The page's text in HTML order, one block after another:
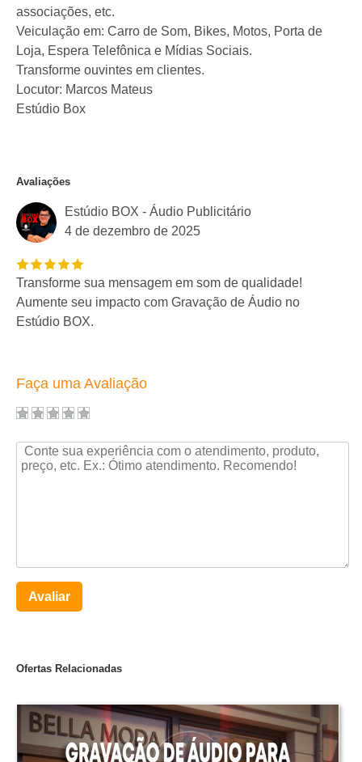
associações, etc.
Veiculação em: Carro de Som, Bikes, Motos, Porta de
Loja, Espera Telefônica e Mídias Sociais.
Transforme ouvintes em clientes.
Locutor: Marcos Mateus
Estúdio Box
Avaliações
Estúdio BOX - Áudio Publicitário
4 de dezembro de 2025
Transforme sua mensagem em som de qualidade!
Aumente seu impacto com Gravação de Áudio no
Estúdio BOX.
Faça uma Avaliação
Avaliar
Ofertas Relacionadas